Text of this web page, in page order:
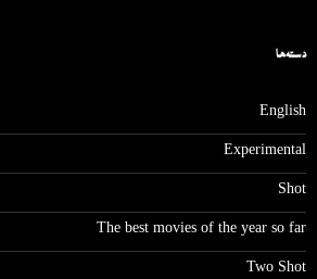
دسته‌ها
English
Experimental
Shot
The best movies of the year so far
Two Shot